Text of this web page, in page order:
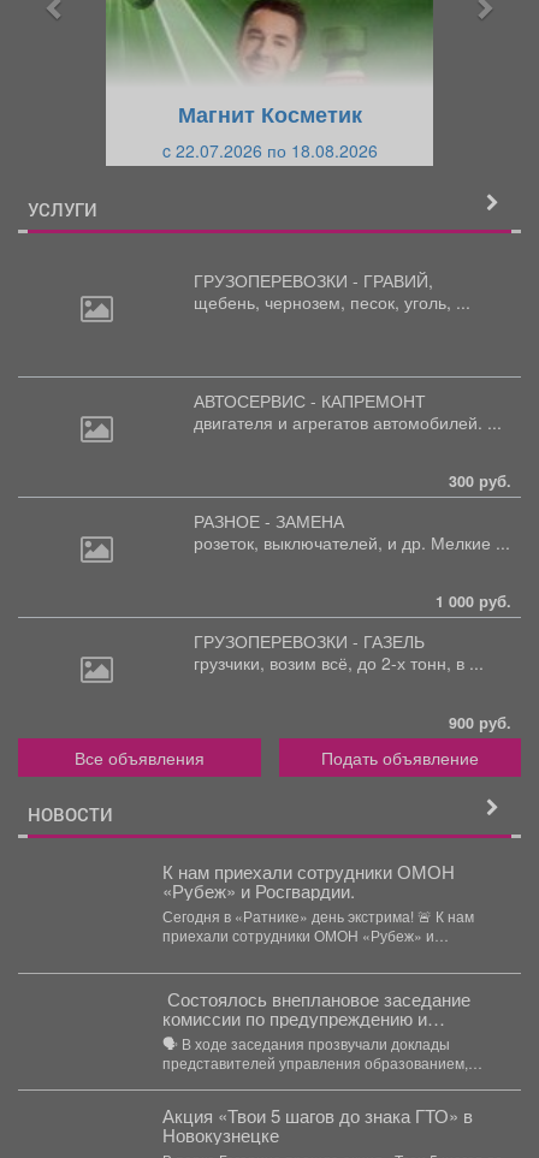
Магнит Косметик
c 22.07.2026 по 18.08.2026
УСЛУГИ
ГРУЗОПЕРЕВОЗКИ - ГРАВИЙ,
щебень, чернозем, песок, уголь, ...
АВТОСЕРВИС - КАПРЕМОНТ
двигателя и агрегатов автомобилей. ...
300 руб.
РАЗНОЕ - ЗАМЕНА
розеток, выключателей, и др. Мелкие ...
1 000 руб.
ГРУЗОПЕРЕВОЗКИ - ГАЗЕЛЬ
грузчики, возим всё, до 2-х тонн, в ...
900 руб.
Все объявления Подать объявление
НОВОСТИ
К нам приехали сотрудники ОМОН
«Рубеж» и Росгвардии.
Сегодня в «Ратнике» день экстрима! 🚨 К нам
приехали сотрудники ОМОН «Рубеж» и
Состоялось внеплановое заседание
комиссии по предупреждению и
ликвидации чрезвычайных ситуаций и
пожарной безопасности
🗣️ В ходе заседания прозвучали доклады
представителей управления образованием,
Акция «Твои 5 шагов до знака ГТО» в
Новокузнецке